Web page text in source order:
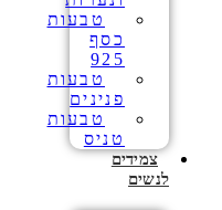
טבעות
כסף
925
טבעות
פנינים
טבעות
טניס
צמידים
לנשים